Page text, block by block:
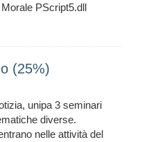
PScript5.dll
(25%)
unipa 3 seminari
diverse.
nelle attività del